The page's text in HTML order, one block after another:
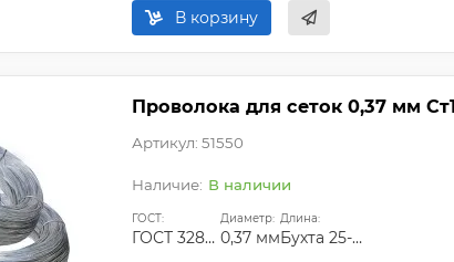
В корзину
Проволока для сеток 0,37 мм
Артикул: 51550
В наличии
ГОСТ:
ГОСТ 3282-74
Диаметр:
0,37 мм
Длина:
Бухта 25-50 кг